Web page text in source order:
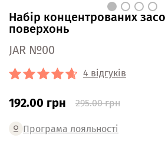
Набір концентрованих
поверхонь
JAR №00
4 відгуків
295.00 грн
192.00 грн
Програма лояльності